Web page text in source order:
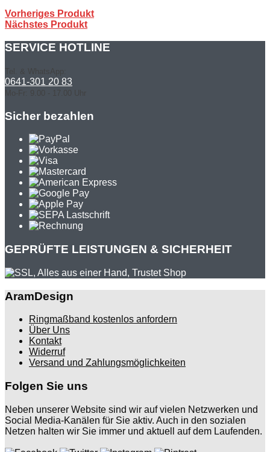
Vorheriges Produkt
Nächstes Produkt
SERVICE HOTLINE
Tel. & WhatsApp:
0641-301 20 83
Mo-Fr: 9.00 - 17.00 Uhr
Sicher bezahlen
GEPRÜFTE LEISTUNGEN & SICHERHEIT
AramDesign
Ringmaßband kostenlos anfordern
Über Uns
Kontakt
Widerruf
Versand und Zahlungsmöglichkeiten
Folgen Sie uns
Neben unserer Website sind wir auf vielen Netzwerken und
Social Media-Kanälen für Sie aktiv. Auch in den sozialen
Netzen halten wir Sie immer und aktuell auf dem Laufenden.